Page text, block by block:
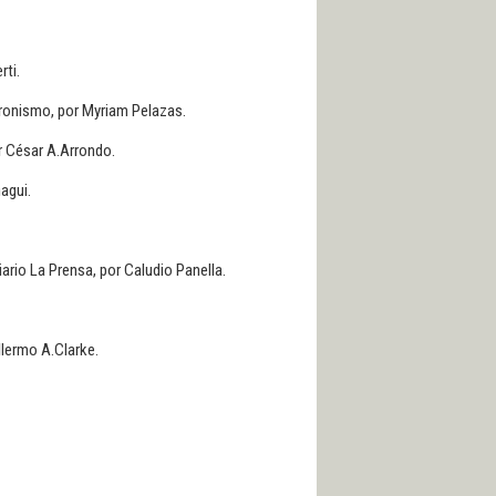
por Myriam Pelazas.
A.Arrondo.
La Prensa, por Caludio Panella.
A.Clarke.